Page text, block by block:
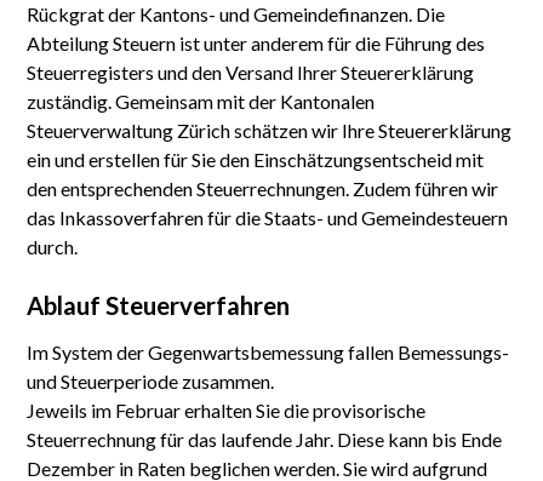
Rückgrat der Kantons- und Gemeindefinanzen. Die
Abteilung Steuern ist unter anderem für die Führung des
Steuerregisters und den Versand Ihrer Steuererklärung
zuständig. Gemeinsam mit der Kantonalen
Steuerverwaltung Zürich schätzen wir Ihre Steuererklärung
ein und erstellen für Sie den Einschätzungsentscheid mit
den entsprechenden Steuerrechnungen. Zudem führen wir
das Inkassoverfahren für die Staats- und Gemeindesteuern
durch.
Ablauf Steuerverfahren
Im System der Gegenwartsbemessung fallen Bemessungs-
und Steuerperiode zusammen.
Jeweils im Februar erhalten Sie die provisorische
Steuerrechnung für das laufende Jahr. Diese kann bis Ende
Dezember in Raten beglichen werden. Sie wird aufgrund